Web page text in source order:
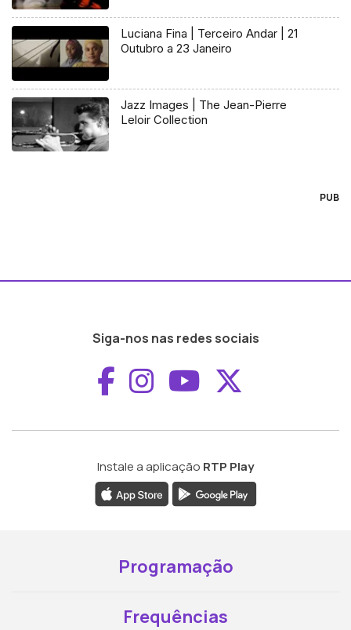
Luciana Fina | Terceiro Andar | 21
Outubro a 23 Janeiro
Jazz Images | The Jean-Pierre
Leloir Collection
PUB
Siga-nos nas redes sociais
Aceder ao
Aceder ao
Aceder ao
Instale a aplicação RTP Play
Programação
Frequências